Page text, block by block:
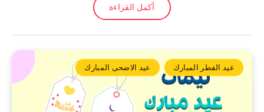
أكمل القراءة
عيد الفطر المبارك عيد الاضحى المبارك